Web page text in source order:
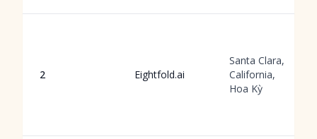
2 Eightfold.ai
Santa Clara,
California,
Hoa Kỳ